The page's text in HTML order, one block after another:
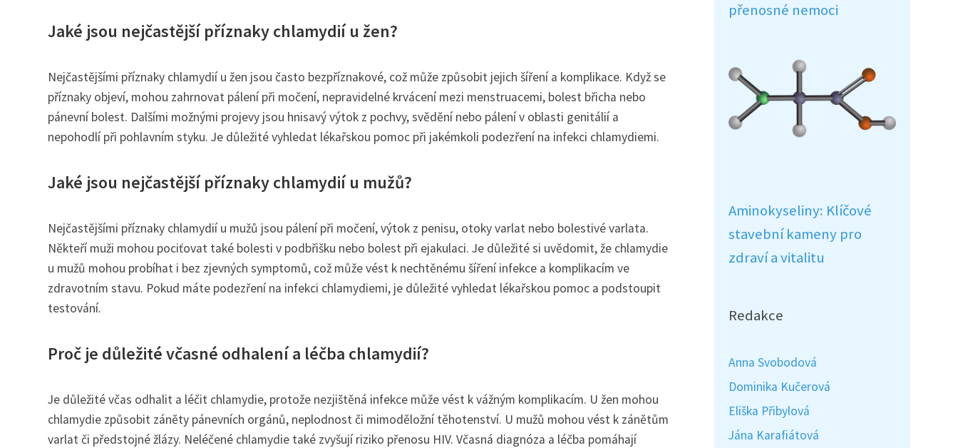
Jaké jsou nejčastější příznaky chlamydií u žen?
Nejčastějšími příznaky chlamydií u žen jsou často bezpříznakové, což může způsobit jejich šíření a komplikace. Když se
příznaky objeví, mohou zahrnovat pálení při močení, nepravidelné krvácení mezi menstruacemi, bolest břicha nebo
pánevní bolest. Dalšími možnými projevy jsou hnisavý výtok z pochvy, svědění nebo pálení v oblasti genitálií a
nepohodlí při pohlavním styku. Je důležité vyhledat lékařskou pomoc při jakémkoli podezření na infekci chlamydiemi.
Jaké jsou nejčastější příznaky chlamydií u mužů?
Nejčastějšími příznaky chlamydií u mužů jsou pálení při močení, výtok z penisu, otoky varlat nebo bolestivé varlata.
Někteří muži mohou pociťovat také bolesti v podbřišku nebo bolest při ejakulaci. Je důležité si uvědomit, že chlamydie
u mužů mohou probíhat i bez zjevných symptomů, což může vést k nechtěnému šíření infekce a komplikacím ve
zdravotním stavu. Pokud máte podezření na infekci chlamydiemi, je důležité vyhledat lékařskou pomoc a podstoupit
testování.
Proč je důležité včasné odhalení a léčba chlamydií?
Je důležité včas odhalit a léčit chlamydie, protože nezjištěná infekce může vést k vážným komplikacím. U žen mohou
chlamydie způsobit záněty pánevních orgánů, neplodnost či mimoděložní těhotenství. U mužů mohou vést k zánětům
varlat či předstojné žlázy. Neléčené chlamydie také zvyšují riziko přenosu HIV. Včasná diagnóza a léčba pomáhají
přenosné nemoci
Aminokyseliny: Klíčové
stavební kameny pro
zdraví a vitalitu
Redakce
Anna Svobodová
Dominika Kučerová
Eliška Přibylová
Jána Karafiátová